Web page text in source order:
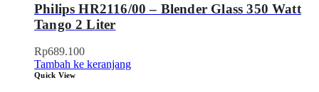
Philips HR2116/00 – Blender Glass 350 Watt
Tango 2 Liter
Rp689.100
Tambah ke keranjang
Quick View